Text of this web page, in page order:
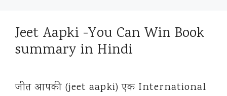
Jeet Aapki -You Can Win Book
summary in Hindi
जीत आपकी (jeet aapki) एक International